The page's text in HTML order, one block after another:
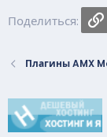
Поделиться:
Плагины AMX